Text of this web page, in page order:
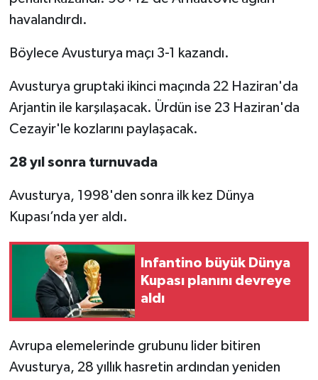
havalandırdı.
Böylece Avusturya maçı 3-1 kazandı.
Avusturya gruptaki ikinci maçında 22 Haziran'da
Arjantin ile karşılaşacak. Ürdün ise 23 Haziran'da
Cezayir'le kozlarını paylaşacak.
28 yıl sonra turnuvada
Avusturya, 1998'den sonra ilk kez Dünya
Kupası’nda yer aldı.
Infantino büyük Dünya
Kupası planını devreye
aldı
Avrupa elemelerinde grubunu lider bitiren
Avusturya, 28 yıllık hasretin ardından yeniden